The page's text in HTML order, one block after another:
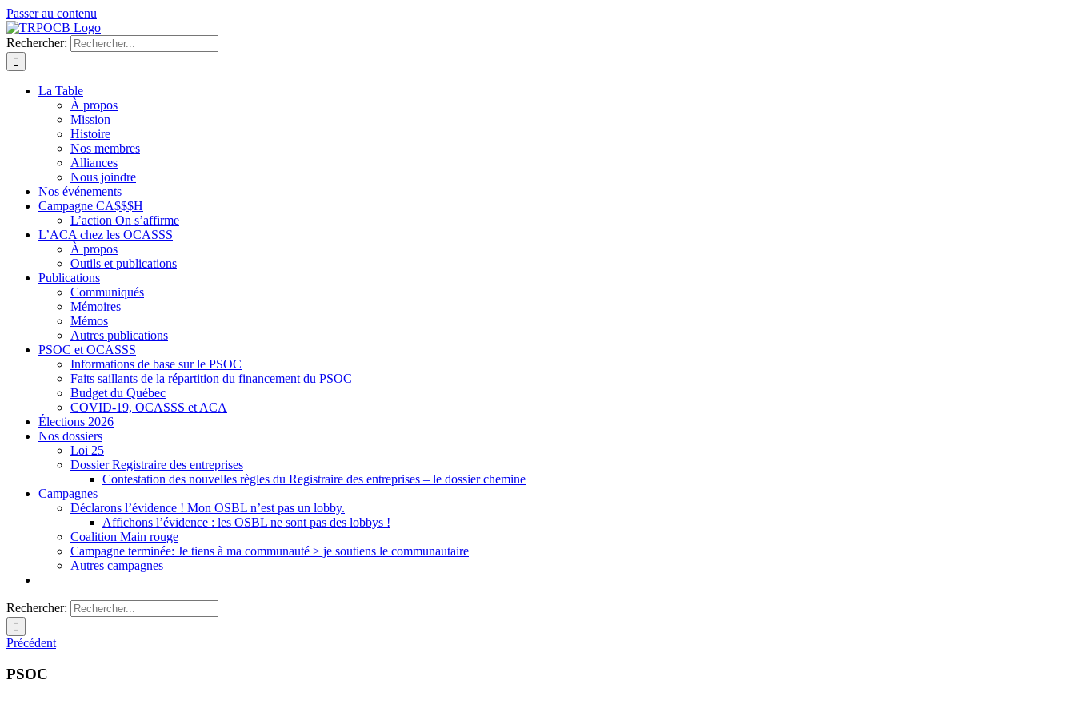
Passer au contenu
Rechercher:
La Table
À propos
Mission
Histoire
Nos membres
Alliances
Nous joindre
Nos événements
Campagne CA$$$H
L’action On s’affirme
L’ACA chez les OCASSS
À propos
Outils et publications
Publications
Communiqués
Mémoires
Mémos
Autres publications
PSOC et OCASSS
Informations de base sur le PSOC
Faits saillants de la répartition du financement du PSOC
Budget du Québec
COVID-19, OCASSS et ACA
Élections 2026
Nos dossiers
Loi 25
Dossier Registraire des entreprises
Contestation des nouvelles règles du Registraire des entreprises – le dossier chemine
Campagnes
Déclarons l’évidence ! Mon OSBL n’est pas un lobby.
Affichons l’évidence : les OSBL ne sont pas des lobbys !
Coalition Main rouge
Campagne terminée: Je tiens à ma communauté > je soutiens le communautaire
Autres campagnes
Rechercher:
Précédent
PSOC